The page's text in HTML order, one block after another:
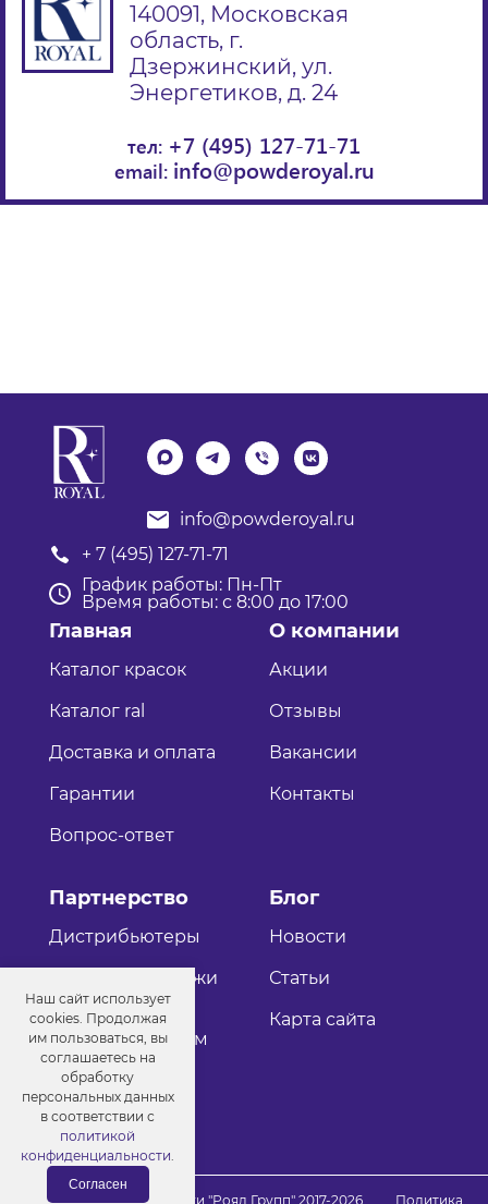
140091, Московская
область, г.
Дзержинский, ул.
Энергетиков, д. 24
тел: +7 (495) 127-71-71
email: info@powderoyal.ru
info@powderoyal.ru
+ 7 (495) 127-71-71
График работы: Пн-Пт
Время работы: с 8:00 до 17:00
Главная
Каталог красок
Каталог ral
Доставка и оплата
Гарантии
Вопрос-ответ
О компании
Акции
Отзывы
Вакансии
Контакты
Партнерство
Дистрибьютеры
Оптовые продажи
Как стать
дистрибьютером
Блог
Новости
Статьи
Карта сайта
© Порошковые краски "Роял Групп" 2017-2026 Политика
Наш сайт использует
cookies. Продолжая
им пользоваться, вы
соглашаетесь на
обработку
персональных данных
в соответствии с
политикой
конфиденциальности.
Согласен